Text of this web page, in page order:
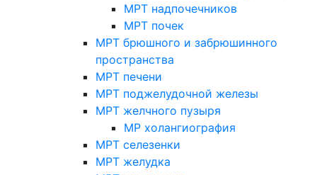
МРТ надпочечников
МРТ почек
МРТ брюшного и забрюшинного
пространства
МРТ печени
МРТ поджелудочной железы
МРТ желчного пузыря
МР холангиография
МРТ селезенки
МРТ желудка